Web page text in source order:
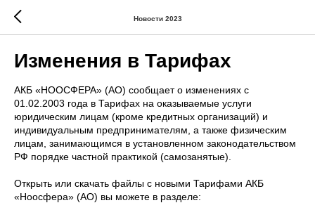
Новости 2023
Изменения в Тарифах
АКБ «НООСФЕРА» (АО) сообщает о изменениях с
01.02.2003 года в Тарифах на оказываемые услуги
юридическим лицам (кроме кредитных организаций) и
индивидуальным предпринимателям, а также физическим
лицам, занимающимся в установленном законодательством
РФ порядке частной практикой (самозанятые).
Открыть или скачать файлы с новыми Тарифами АКБ
«Ноосфера» (АО) вы можете в разделе: